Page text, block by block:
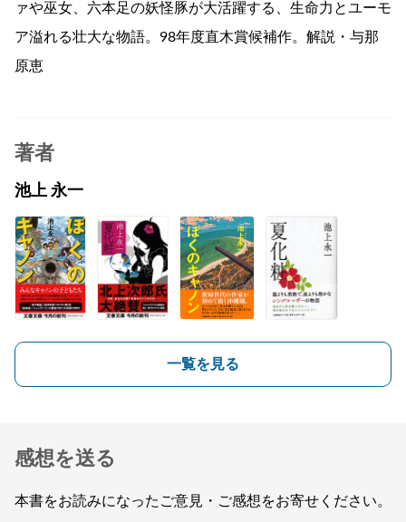
ァや巫女、六本足の妖怪豚が大活躍する、生命力とユーモ
ア溢れる壮大な物語。98年度直木賞候補作。解説・与那
原恵
著者
池上 永一
一覧を見る
感想を送る
本書をお読みになったご意見・ご感想をお寄せください。